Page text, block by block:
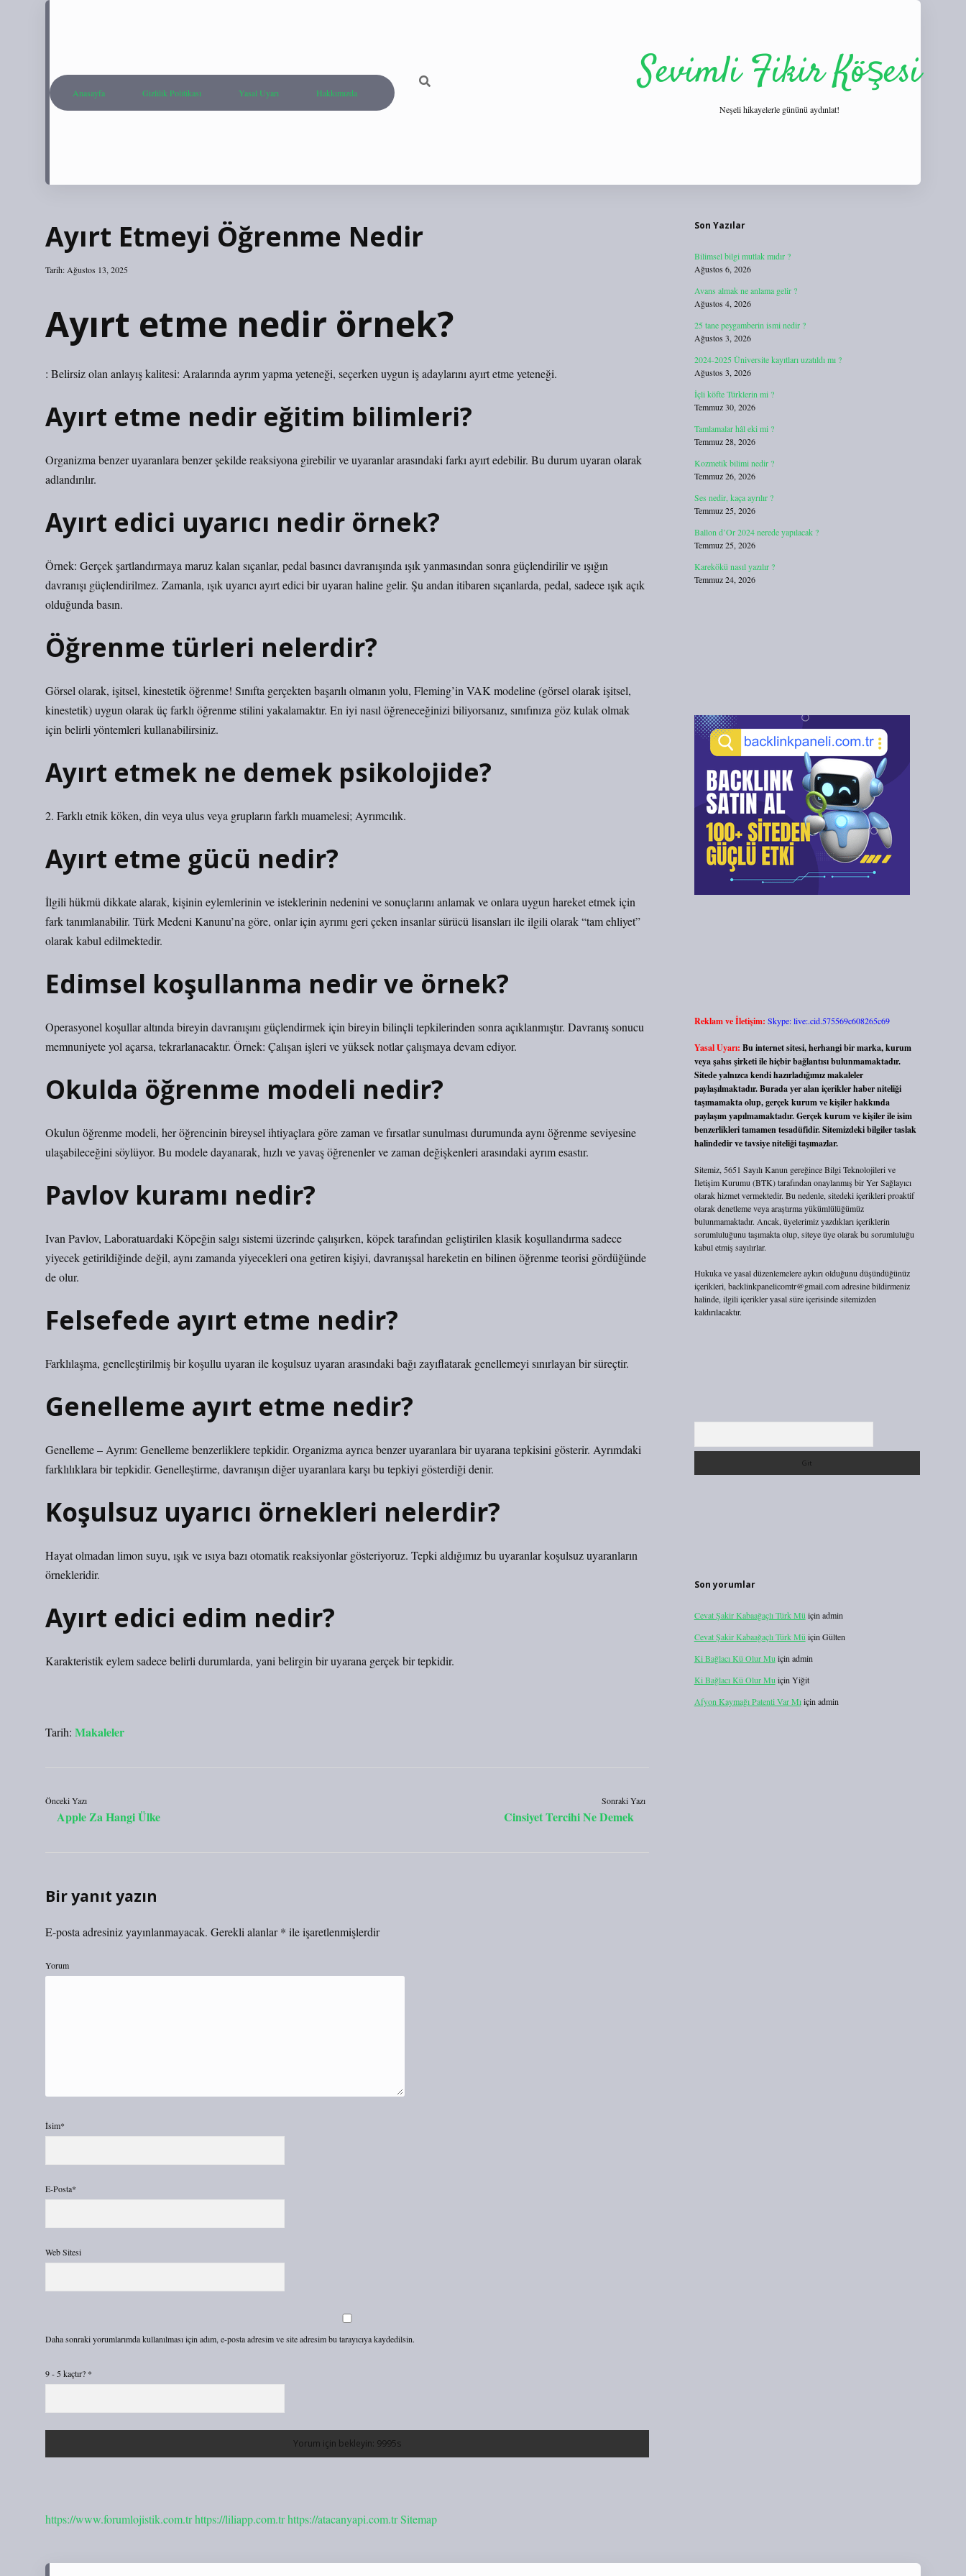
Anasayfa Gizlilik Politikası Yasal Uyarı Hakkımızda Sevimli Fikir Köşesi
Neşeli hikayelerle gününü aydınlat!
Ayırt Etmeyi Öğrenme Nedir
Tarih: Ağustos 13, 2025
Ayırt etme nedir örnek?
: Belirsiz olan anlayış kalitesi: Aralarında ayrım yapma yeteneği, seçerken uygun iş adaylarını ayırt etme yeteneği.
Ayırt etme nedir eğitim bilimleri?
Organizma benzer uyaranlara benzer şekilde reaksiyona girebilir ve uyaranlar arasındaki farkı ayırt edebilir. Bu durum uyaran olarak
adlandırılır.
Ayırt edici uyarıcı nedir örnek?
Örnek: Gerçek şartlandırmaya maruz kalan sıçanlar, pedal basıncı davranışında ışık yanmasından sonra güçlendirilir ve ışığın
davranışı güçlendirilmez. Zamanla, ışık uyarıcı ayırt edici bir uyaran haline gelir. Şu andan itibaren sıçanlarda, pedal, sadece ışık açık
olduğunda basın.
Öğrenme türleri nelerdir?
Görsel olarak, işitsel, kinestetik öğrenme! Sınıfta gerçekten başarılı olmanın yolu, Fleming’in VAK modeline (görsel olarak işitsel,
kinestetik) uygun olarak üç farklı öğrenme stilini yakalamaktır. En iyi nasıl öğreneceğinizi biliyorsanız, sınıfınıza göz kulak olmak
için belirli yöntemleri kullanabilirsiniz.
Ayırt etmek ne demek psikolojide?
2. Farklı etnik köken, din veya ulus veya grupların farklı muamelesi; Ayrımcılık.
Ayırt etme gücü nedir?
İlgili hükmü dikkate alarak, kişinin eylemlerinin ve isteklerinin nedenini ve sonuçlarını anlamak ve onlara uygun hareket etmek için
fark tanımlanabilir. Türk Medeni Kanunu’na göre, onlar için ayrımı geri çeken insanlar sürücü lisansları ile ilgili olarak “tam ehliyet”
olarak kabul edilmektedir.
Edimsel koşullanma nedir ve örnek?
Operasyonel koşullar altında bireyin davranışını güçlendirmek için bireyin bilinçli tepkilerinden sonra açıklanmıştır. Davranış sonucu
memnuniyete yol açarsa, tekrarlanacaktır. Örnek: Çalışan işleri ve yüksek notlar çalışmaya devam ediyor.
Okulda öğrenme modeli nedir?
Okulun öğrenme modeli, her öğrencinin bireysel ihtiyaçlara göre zaman ve fırsatlar sunulması durumunda aynı öğrenme seviyesine
ulaşabileceğini söylüyor. Bu modele dayanarak, hızlı ve yavaş öğrenenler ve zaman değişkenleri arasındaki ayrım esastır.
Pavlov kuramı nedir?
Ivan Pavlov, Laboratuardaki Köpeğin salgı sistemi üzerinde çalışırken, köpek tarafından geliştirilen klasik koşullandırma sadece
yiyecek getirildiğinde değil, aynı zamanda yiyecekleri ona getiren kişiyi, davranışsal hareketin en bilinen öğrenme teorisi gördüğünde
de olur.
Felsefede ayırt etme nedir?
Farklılaşma, genelleştirilmiş bir koşullu uyaran ile koşulsuz uyaran arasındaki bağı zayıflatarak genellemeyi sınırlayan bir süreçtir.
Genelleme ayırt etme nedir?
Genelleme – Ayrım: Genelleme benzerliklere tepkidir. Organizma ayrıca benzer uyaranlara bir uyarana tepkisini gösterir. Ayrımdaki
farklılıklara bir tepkidir. Genelleştirme, davranışın diğer uyaranlara karşı bu tepkiyi gösterdiği denir.
Koşulsuz uyarıcı örnekleri nelerdir?
Hayat olmadan limon suyu, ışık ve ısıya bazı otomatik reaksiyonlar gösteriyoruz. Tepki aldığımız bu uyaranlar koşulsuz uyaranların
örnekleridir.
Ayırt edici edim nedir?
Karakteristik eylem sadece belirli durumlarda, yani belirgin bir uyarana gerçek bir tepkidir.
Tarih: Makaleler
Önceki Yazı
Apple Za Hangi Ülke
Sonraki Yazı
Cinsiyet Tercihi Ne Demek
Bir yanıt yazın
E-posta adresiniz yayınlanmayacak. Gerekli alanlar* ile işaretlenmişlerdir
Yorum
İsim*
E-Posta*
Web Sitesi
Daha sonraki yorumlarımda kullanılması için adım, e-posta adresim ve site adresim bu tarayıcıya kaydedilsin.
9 - 5 kaçtır? *
https://www.forumlojistik.com.trhttps://liliapp.com.trhttps://atacanyapi.com.trSitemap
Son Yazılar
Bilimsel bilgi mutlak mıdır ?
Ağustos 6, 2026
Avans almak ne anlama gelir ?
Ağustos 4, 2026
25 tane peygamberin ismi nedir ?
Ağustos 3, 2026
2024-2025 Üniversite kayıtları uzatıldı mı ?
Ağustos 3, 2026
İçli köfte Türklerin mi ?
Temmuz 30, 2026
Tamlamalar hâl eki mi ?
Temmuz 28, 2026
Kozmetik bilimi nedir ?
Temmuz 26, 2026
Ses nedir, kaça ayrılır ?
Temmuz 25, 2026
Ballon d’Or 2024 nerede yapılacak ?
Temmuz 25, 2026
Karekökü nasıl yazılır ?
Temmuz 24, 2026
Reklam ve İletişim: Skype: live:.cid.575569c608265c69
Yasal Uyarı: Bu internet sitesi, herhangi bir marka, kurum
veya şahıs şirketi ile hiçbir bağlantısı bulunmamaktadır.
Sitede yalnızca kendi hazırladığımız makaleler
paylaşılmaktadır. Burada yer alan içerikler haber niteliği
taşımamakta olup, gerçek kurum ve kişiler hakkında
paylaşım yapılmamaktadır. Gerçek kurum ve kişiler ile isim
benzerlikleri tamamen tesadüfidir. Sitemizdeki bilgiler taslak
halindedir ve tavsiye niteliği taşımazlar.
Sitemiz, 5651 Sayılı Kanun gereğince Bilgi Teknolojileri ve
İletişim Kurumu (BTK) tarafından onaylanmış bir Yer Sağlayıcı
olarak hizmet vermektedir. Bu nedenle, sitedeki içerikleri proaktif
olarak denetleme veya araştırma yükümlülüğümüz
bulunmamaktadır. Ancak, üyelerimiz yazdıkları içeriklerin
sorumluluğunu taşımakta olup, siteye üye olarak bu sorumluluğu
kabul etmiş sayılırlar.
Hukuka ve yasal düzenlemelere aykırı olduğunu düşündüğünüz
içerikleri, backlinkpanelicomtr@gmail.comadresine bildirmeniz
halinde, ilgili içerikler yasal süre içerisinde sitemizden
kaldırılacaktır.
Son yorumlar
Cevat Şakir Kabaağaçlı Türk Mü için admin
Cevat Şakir Kabaağaçlı Türk Mü için Gülten
Ki Bağlacı Kü Olur Mu için admin
Ki Bağlacı Kü Olur Mu için Yiğit
Afyon Kaymağı Patenti Var Mıiçin admin